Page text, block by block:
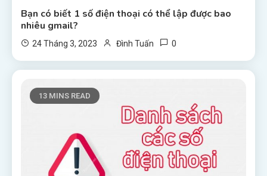
Bạn có biết 1 số điện thoại có thể lập được bao
nhiêu gmail?
24 Tháng 3, 2023 Đình Tuấn 0
13 MINS READ